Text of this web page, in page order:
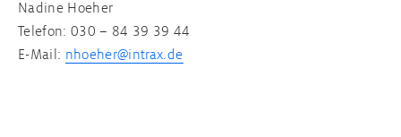
Nadine Hoeher
Telefon: 030 – 84 39 39 44
E-Mail: nhoeher@intrax.de